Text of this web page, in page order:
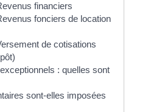
financiers
fonciers de location
de cotisations
: quelles sont
sont-elles imposées